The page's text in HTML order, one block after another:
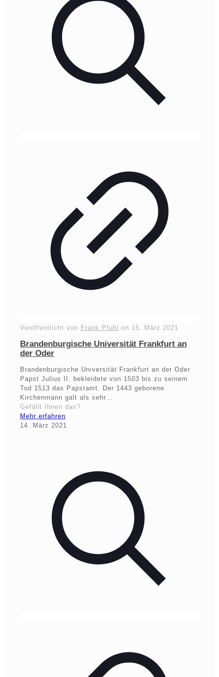
Veröffentlicht von Frank Pfuhl on 15. März 2021
Brandenburgische Universität Frankfurt an
der Oder
Brandenburgische Universität Frankfurt an der Oder
Papst Julius II. bekleidete von 1503 bis zu seinem
Tod 1513 das Papstamt. Der 1443 geborene
Kirchenmann galt als sehr…
Gefällt Ihnen das?
Mehr erfahren
14. März 2021